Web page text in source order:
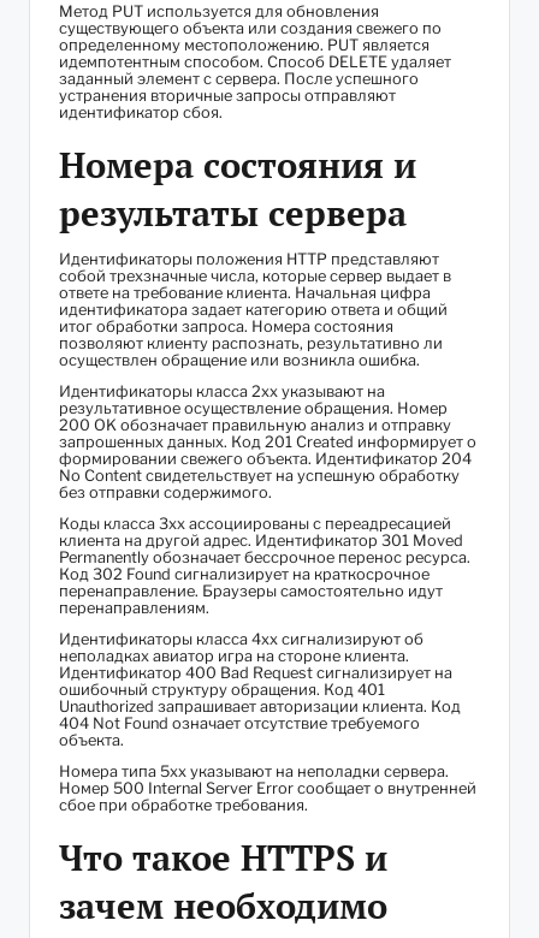
Метод PUT используется для обновления
существующего объекта или создания свежего по
определенному местоположению. PUT является
идемпотентным способом. Способ DELETE удаляет
заданный элемент с сервера. После успешного
устранения вторичные запросы отправляют
идентификатор сбоя.
Номера состояния и
результаты сервера
Идентификаторы положения HTTP представляют
собой трехзначные числа, которые сервер выдает в
ответе на требование клиента. Начальная цифра
идентификатора задает категорию ответа и общий
итог обработки запроса. Номера состояния
позволяют клиенту распознать, результативно ли
осуществлен обращение или возникла ошибка.
Идентификаторы класса 2xx указывают на
результативное осуществление обращения. Номер
200 OK обозначает правильную анализ и отправку
запрошенных данных. Код 201 Created информирует о
формировании свежего объекта. Идентификатор 204
No Content свидетельствует на успешную обработку
без отправки содержимого.
Коды класса 3xx ассоциированы с переадресацией
клиента на другой адрес. Идентификатор 301 Moved
Permanently обозначает бессрочное перенос ресурса.
Код 302 Found сигнализирует на краткосрочное
перенаправление. Браузеры самостоятельно идут
перенаправлениям.
Идентификаторы класса 4xx сигнализируют об
неполадках авиатор игра на стороне клиента.
Идентификатор 400 Bad Request сигнализирует на
ошибочный структуру обращения. Код 401
Unauthorized запрашивает авторизации клиента. Код
404 Not Found означает отсутствие требуемого
объекта.
Номера типа 5xx указывают на неполадки сервера.
Номер 500 Internal Server Error сообщает о внутренней
сбое при обработке требования.
Что такое HTTPS и
зачем необходимо